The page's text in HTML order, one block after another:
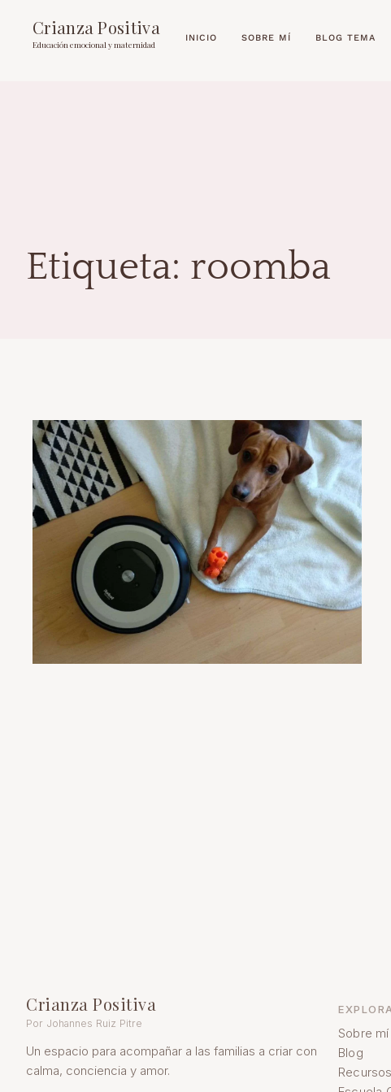
Crianza Positiva
Educación emocional y maternidad
INICIO SOBRE MÍ BLOG TEMA
Etiqueta: roomba
Crianza Positiva
Por Johannes Ruiz Pitre
Un espacio para acompañar a las familias a criar con
calma, conciencia y amor.
Sobre mí
Blog
Recursos